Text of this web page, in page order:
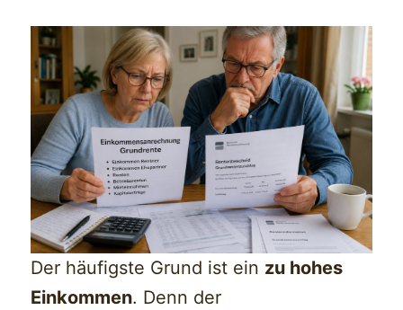
Der häufigste Grund ist ein zu hohes
Einkommen. Denn der